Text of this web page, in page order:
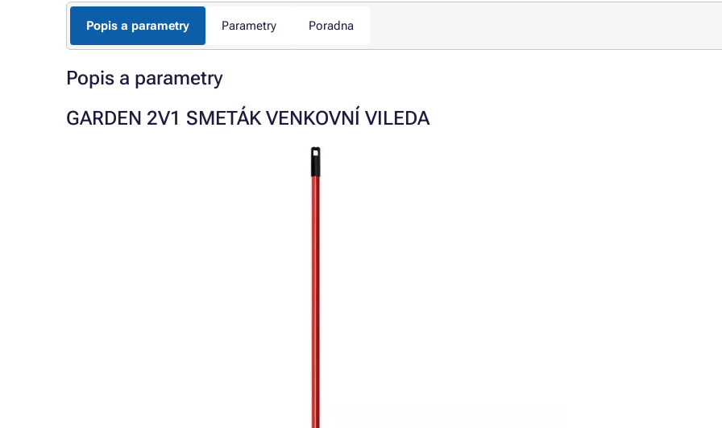
Popis a parametry Parametry Poradna
Popis a parametry
GARDEN 2V1 SMETÁK VENKOVNÍ VILEDA